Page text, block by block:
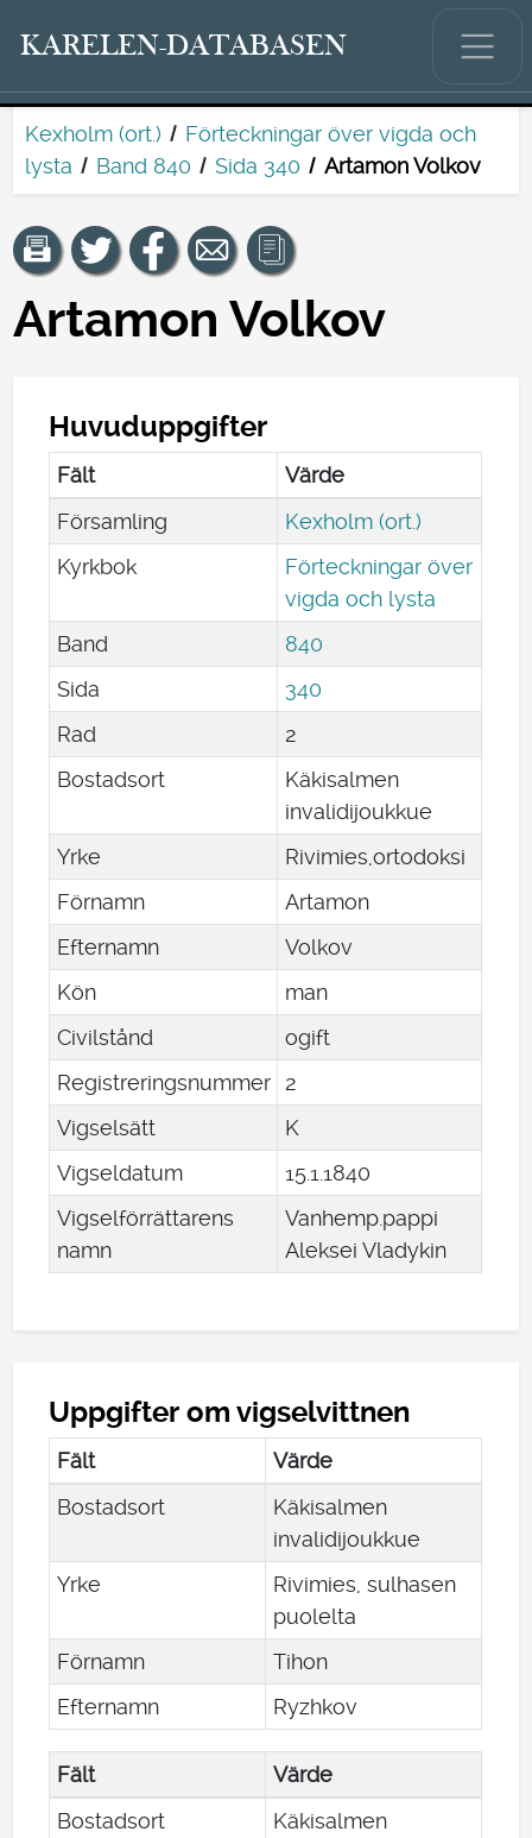
KARELEN-DATABASEN
Kexholm (ort.)
Förteckningar över vigda och
lysta
Band 840 Sida 340 Artamon Volkov
Artamon Volkov
Huvuduppgifter
Fält
Värde
Församling
Kexholm (ort.)
Kyrkbok
Förteckningar över
vigda och lysta
Band
840
Sida
340
Rad
2
Bostadsort
Käkisalmen
invalidijoukkue
Yrke
Rivimies,ortodoksi
Förnamn
Artamon
Efternamn
Volkov
Kön
man
Civilstånd
ogift
Registreringsnummer
2
Vigselsätt
K
Vigseldatum
15.1 1840
Vigselförrättarens
namn
Vanhemp.pappi
Aleksei Vladykin
Uppgifter om vigselvittnen
Fält
Värde
Bostadsort
Käkisalmen
invalidijoukkue
Yrke
Rivimies, sulhasen
puolelta
Förnamn
Tihon
Efternamn
Ryzhkov
Fält
Värde
Bostadsort
Käkisalmen